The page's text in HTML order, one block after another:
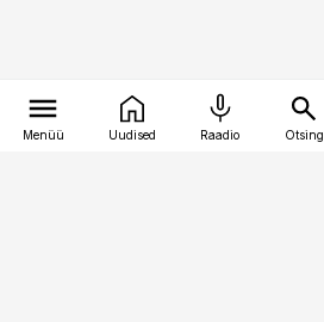
Menüü Uudised Raadio Otsing